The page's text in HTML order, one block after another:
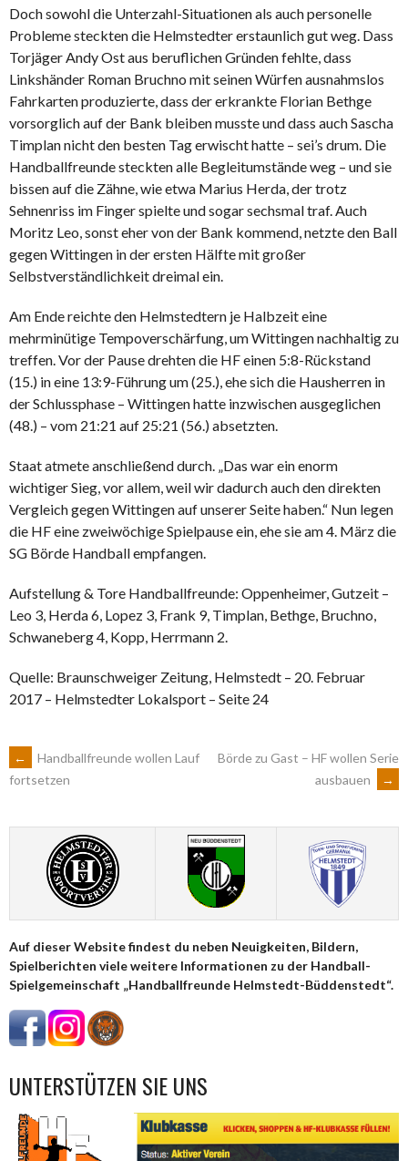
Doch sowohl die Unterzahl-Situationen als auch personelle
Probleme steckten die Helmstedter erstaunlich gut weg. Dass
Torjäger Andy Ost aus beruflichen Gründen fehlte, dass
Linkshänder Roman Bruchno mit seinen Würfen ausnahmslos
Fahrkarten produzierte, dass der erkrankte Florian Bethge
vorsorglich auf der Bank bleiben musste und dass auch Sascha
Timplan nicht den besten Tag erwischt hatte – sei’s drum. Die
Handballfreunde steckten alle Begleitumstände weg – und sie
bissen auf die Zähne, wie etwa Marius Herda, der trotz
Sehnenriss im Finger spielte und sogar sechsmal traf. Auch
Moritz Leo, sonst eher von der Bank kommend, netzte den Ball
gegen Wittingen in der ersten Hälfte mit großer
Selbstverständlichkeit dreimal ein.
Am Ende reichte den Helmstedtern je Halbzeit eine
mehrminütige Tempoverschärfung, um Wittingen nachhaltig zu
treffen. Vor der Pause drehten die HF einen 5:8-Rückstand
(15.) in eine 13:9-Führung um (25.), ehe sich die Hausherren in
der Schlussphase – Wittingen hatte inzwischen ausgeglichen
(48.) – vom 21:21 auf 25:21 (56.) absetzten.
Staat atmete anschließend durch. „Das war ein enorm
wichtiger Sieg, vor allem, weil wir dadurch auch den direkten
Vergleich gegen Wittingen auf unserer Seite haben.“ Nun legen
die HF eine zweiwöchige Spielpause ein, ehe sie am 4. März die
SG Börde Handball empfangen.
Aufstellung & Tore Handballfreunde: Oppenheimer, Gutzeit –
Leo 3, Herda 6, Lopez 3, Frank 9, Timplan, Bethge, Bruchno,
Schwaneberg 4, Kopp, Herrmann 2.
Quelle: Braunschweiger Zeitung, Helmstedt – 20. Februar
2017 – Helmstedter Lokalsport – Seite 24
ARTIKEL-
NAVIGATION
←
Handballfreunde wollen Lauf
fortsetzen
Börde zu Gast – HF wollen Serie
ausbauen
→
Auf dieser Website findest du neben Neuigkeiten, Bildern,
Spielberichten viele weitere Informationen zu der Handball-
Spielgemeinschaft „Handballfreunde Helmstedt-Büddenstedt“.
UNTERSTÜTZEN SIE UNS